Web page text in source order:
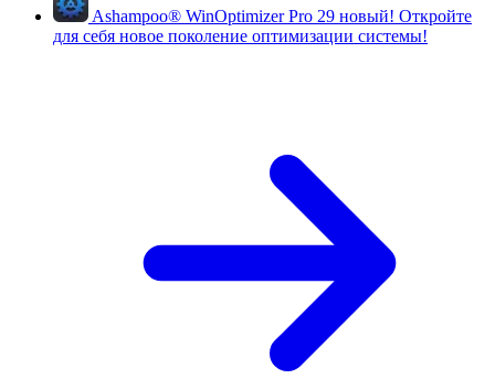
Ashampoo® WinOptimizer Pro 29 новый! Откройте
для себя новое поколение оптимизации системы!